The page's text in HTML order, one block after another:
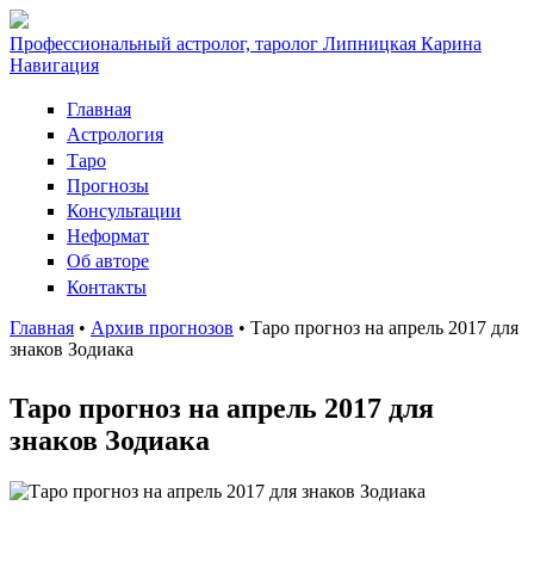
Профессиональный астролог, таролог Липницкая Карина
Навигация
Главная
Астрология
Таро
Прогнозы
Консультации
Неформат
Об авторе
Контакты
Вы здесь
Главная • Архив прогнозов • Таро прогноз на апрель 2017 для
знаков Зодиака
Таро прогноз на апрель 2017 для
знаков Зодиака